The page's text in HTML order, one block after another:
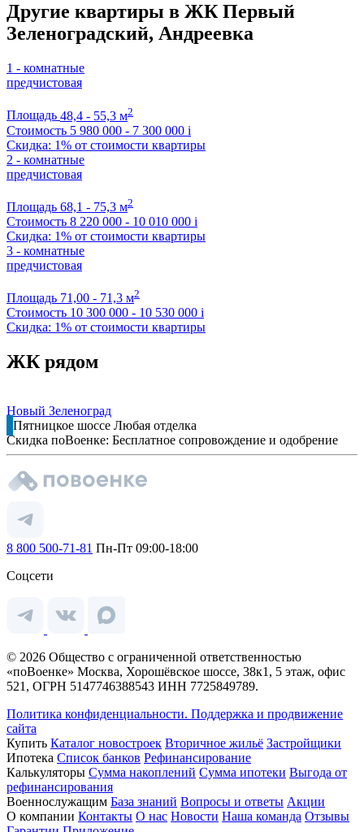
Другие квартиры в ЖК Первый
Зеленоградский, Андреевка
1 - комнатные
предчистовая
Площадь 48,4 - 55,3 м2
Стоимость 5 980 000 - 7 300 000 i
Скидка: 1% от стоимости квартиры
2 - комнатные
предчистовая
Площадь 68,1 - 75,3 м2
Стоимость 8 220 000 - 10 010 000 i
Скидка: 1% от стоимости квартиры
3 - комнатные
предчистовая
Площадь 71,00 - 71,3 м2
Стоимость 10 300 000 - 10 530 000 i
Скидка: 1% от стоимости квартиры
ЖК рядом
Новый Зеленоград
Пятницкое шоссе Любая отделка
Скидка поВоенке: Бесплатное сопровождение и одобрение
8 800 500-71-81 Пн-Пт 09:00-18:00
Соцсети
© 2026 Общество с ограниченной ответственностью
«поВоенке» Москва, Хорошёвское шоссе, 38к1, 5 этаж, офис
521, ОГРН 5147746388543 ИНН 7725849789.
Политика конфиденциальности. Поддержка и продвижение
сайта
Купить Каталог новостроек Вторичное жильё Застройщики
Ипотека Список банков Рефинансирование
Калькуляторы Сумма накоплений Сумма ипотеки Выгода от
рефинансирования
Военнослужащим База знаний Вопросы и ответы Акции
О компании Контакты О нас Новости Наша команда Отзывы